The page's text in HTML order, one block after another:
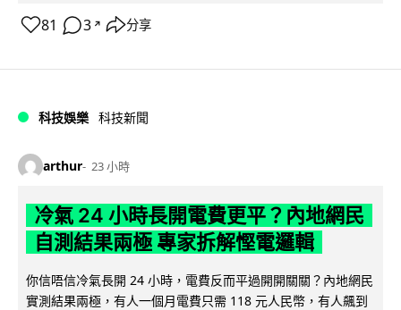
81 3 ↗ 分享
科技娛樂 科技新聞
arthur 23 小時
冷氣 24 小時長開電費更平？內地網民
自測結果兩極 專家拆解慳電邏輯
你信唔信冷氣長開 24 小時，電費反而平過開開關關？內地網民
實測結果兩極，有人一個月電費只需 118 元人民幣，有人飆到